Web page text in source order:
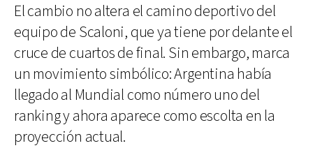
El cambio no altera el camino deportivo del
equipo de Scaloni, que ya tiene por delante el
cruce de cuartos de final. Sin embargo, marca
un movimiento simbólico: Argentina había
llegado al Mundial como número uno del
ranking y ahora aparece como escolta en la
proyección actual.